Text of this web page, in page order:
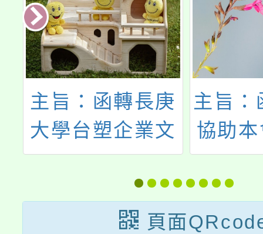
主旨：函轉長庚
大學台塑企業文
物館辦理『2025
桃園市中小學教
師永續發展品德
主旨：
協助
十四
界轉動
行動
頁面